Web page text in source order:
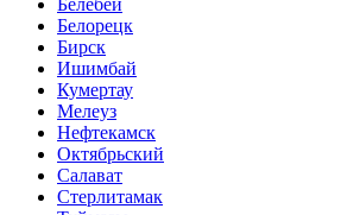
Белебей
Белорецк
Бирск
Ишимбай
Кумертау
Мелеуз
Нефтекамск
Октябрьский
Салават
Стерлитамак